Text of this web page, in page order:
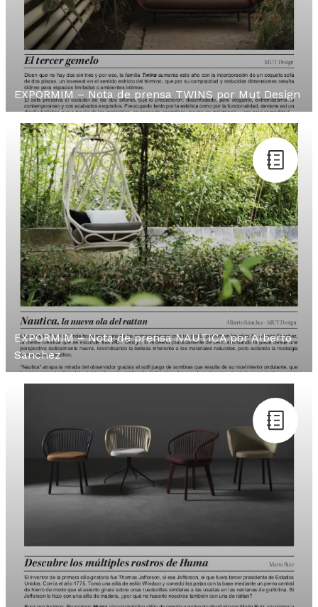
EXPORMIM – Nota de prensa TWINS por Mut Design
EXPORMIM – Nota de prensa NAUTICA por Alberto
Sanchez